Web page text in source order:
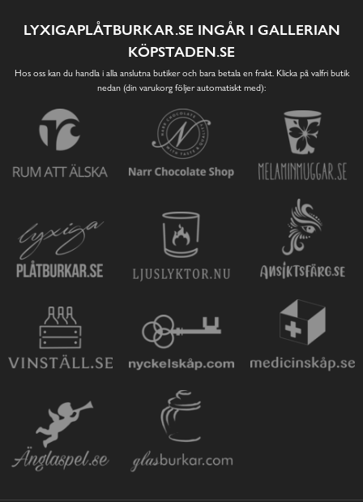
LYXIGAPLÅTBURKAR.SE INGÅR I GALLERIAN
KÖPSTADEN.SE
Hos oss kan du handla i alla anslutna butiker och bara betala en frakt. Klicka på valfri butik
nedan (din varukorg följer automatiskt med):